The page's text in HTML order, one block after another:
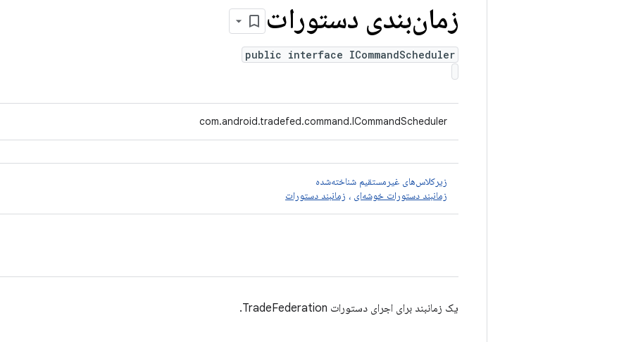
زمان‌بندی دستورات
public interface ICommandScheduler
com.android.tradefed.command.ICommandScheduler
زیرکلاس‌های غیرمستقیم شناخته‌شده
زمانبند دستورات خوشه‌ای ، زمانبند دستورات
یک زمانبند برای اجرای دستورات TradeFederation.